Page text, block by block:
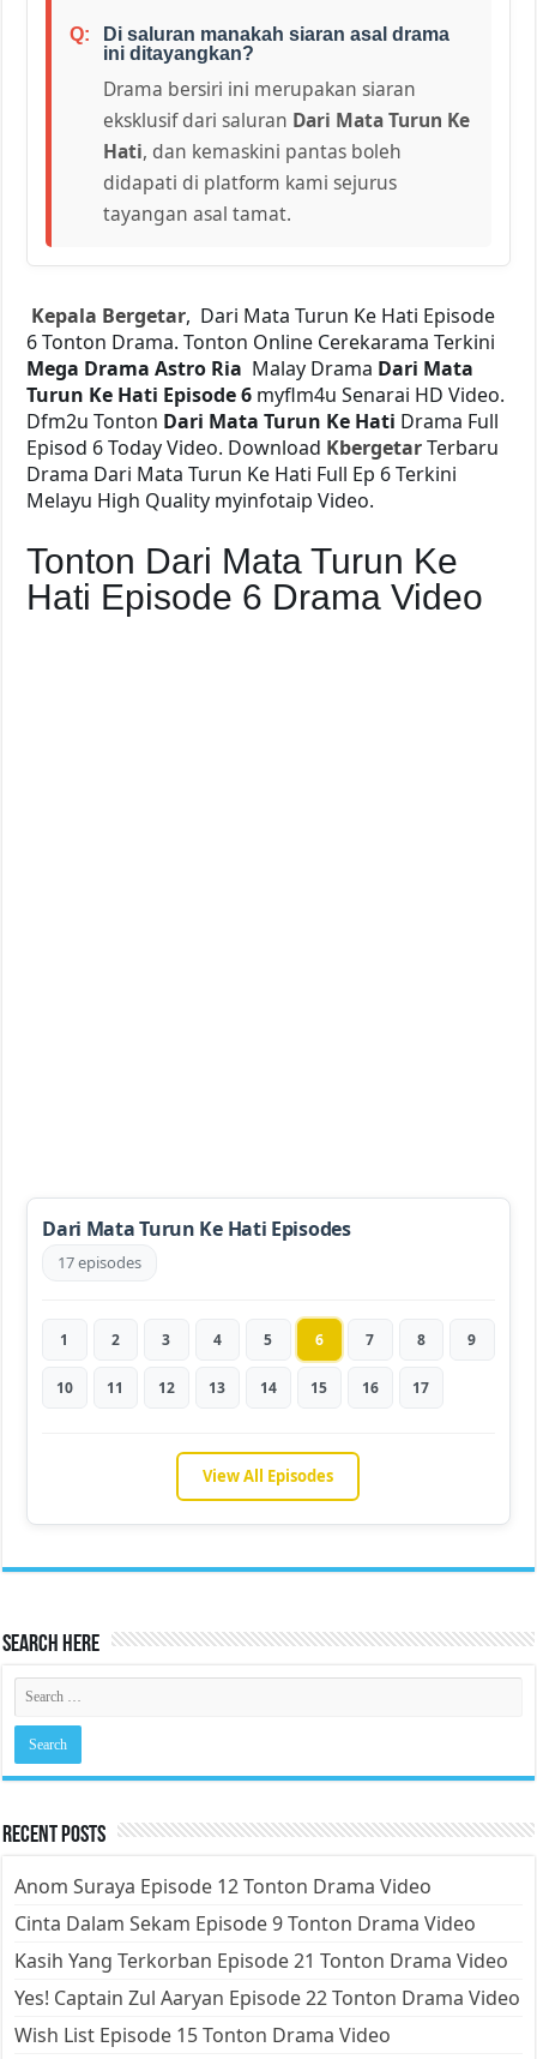
Di saluran manakah siaran asal drama
ini ditayangkan?
Drama bersiri ini merupakan siaran
eksklusif dari saluran Dari Mata Turun Ke
Hati, dan kemaskini pantas boleh
didapati di platform kami sejurus
tayangan asal tamat.
Kepala Bergetar, Dari Mata Turun Ke Hati Episode
6 Tonton Drama. Tonton Online Cerekarama Terkini
Mega Drama Astro Ria Malay Drama Dari Mata
Turun Ke Hati Episode 6 myflm4u Senarai HD Video.
Dfm2u Tonton Dari Mata Turun Ke Hati Drama Full
Episod 6 Today Video. Download KbergetarTerbaru
Drama Dari Mata Turun Ke Hati Full Ep 6 Terkini
Melayu High Quality myinfotaip Video.
Tonton Dari Mata Turun Ke
Hati Episode 6 Drama Video
Dari Mata Turun Ke Hati Episodes
17 episodes
1 2 3 4 5 6 7 8 9
10 11 12 13 14 15 16 17
View All Episodes
Search Here
Recent Posts
Anom Suraya Episode 12 Tonton Drama Video
Cinta Dalam Sekam Episode 9 Tonton Drama Video
Kasih Yang Terkorban Episode 21 Tonton Drama Video
Yes! Captain Zul Aaryan Episode 22 Tonton Drama Video
Wish List Episode 15 Tonton Drama Video